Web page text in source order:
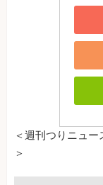
＜週刊つりニュ
＞